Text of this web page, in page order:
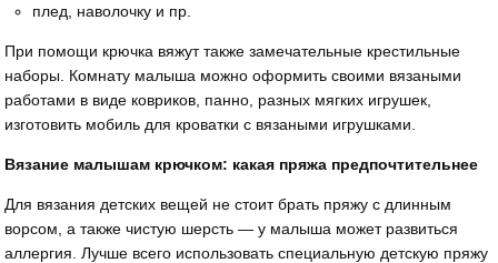
плед, наволочку и пр.
При помощи крючка вяжут также замечательные крестильные
наборы. Комнату малыша можно оформить своими вязаными
работами в виде ковриков, панно, разных мягких игрушек,
изготовить мобиль для кроватки с вязаными игрушками.
Вязание малышам крючком: какая пряжа предпочтительнее
Для вязания детских вещей не стоит брать пряжу с длинным
ворсом, а также чистую шерсть — у малыша может развиться
аллергия. Лучше всего использовать специальную детскую пряжу